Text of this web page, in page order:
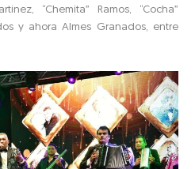
“Chemita” Ramos, “Cocha”
y ahora Almes Granados, entre